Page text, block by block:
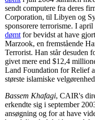
sendt computere fra deres
Corporation, til Libyen og
sponsorere terrorisme. I
dømt for bevidst at have
Marzook, en fremstående
Terrorist. Han står desuden
givet mere end $12,4
Land Foundation for Relief
største islamiske
Bassem Khafagi, CAIR's
erkendte sig i september
ansøgning og for at have